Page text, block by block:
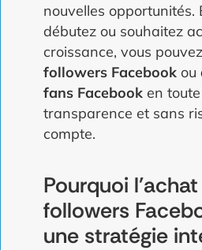
nouvelles opportunités.
débutez ou souhaitez
croissance, vous pouvez
followers Facebook ou
fans Facebook en
transparence et sans
compte.
Pourquoi
followers
une stratégie